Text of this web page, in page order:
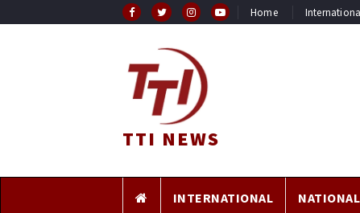
Home
TTI NEWS
INTERNATIONAL NATIONAL